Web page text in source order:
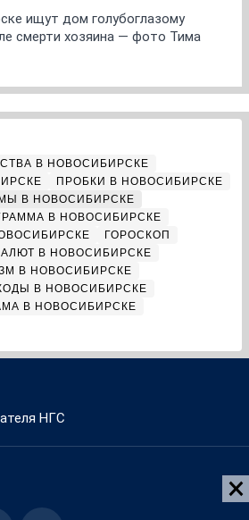
ищут дом голубоглазому
смерти хозяина — фото Тима
В НОВОСИБИРСКЕ
ПРОБКИ В НОВОСИБИРСКЕ
В НОВОСИБИРСКЕ
В НОВОСИБИРСКЕ
ГОРОСКОП
В НОВОСИБИРСКЕ
В НОВОСИБИРСКЕ
В НОВОСИБИРСКЕ
В НОВОСИБИРСКЕ
НГС